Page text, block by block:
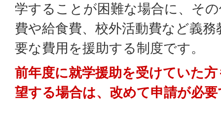
学することが困難な場合に、そ
費や給食費、校外活動費など義
要な費用を援助する制度です。
前年度に就学援助を受けていた
望する場合は、改めて申請が必